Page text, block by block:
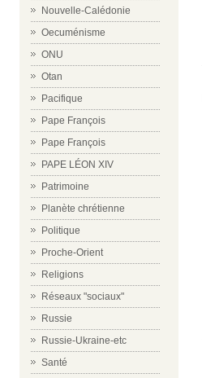
Nouvelle-Calédonie
Oecuménisme
ONU
Otan
Pacifique
Pape François
Pape François
PAPE LÉON XIV
Patrimoine
Planète chrétienne
Politique
Proche-Orient
Religions
Réseaux "sociaux"
Russie
Russie-Ukraine-etc
Santé